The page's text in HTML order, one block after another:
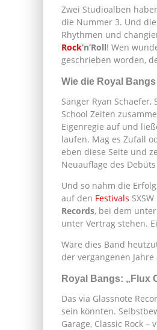
Zwei Studioalben
die Nummer 3. Und
Rhythmen und
Rock’n’Roll! Wen
geschrieben worden,
Wie die Royal
Sänger Ryan
School Zeiten
Eigenregie auf und
laufen. Mag es Zufall
eben diese Seite und
Neuauflage des
Und so nahm die
auf den Festivals
Records, bei dem
unter Vertrag stehen.
Wäre dies Band
der vergangenen
Royal Bangs: „Flux
Das via Glassnote
sein könnten.
Garage, Classic Rock